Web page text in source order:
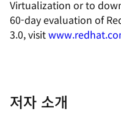
Virtualization or to
60-day evaluation of
3.0, visit
저자 소개